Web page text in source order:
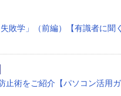
敗学」（前編）【有識者に
術をご紹介【パソコン活用ガ